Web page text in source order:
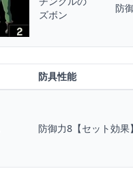
ズボン
防
防具性能
防御力8【セット効